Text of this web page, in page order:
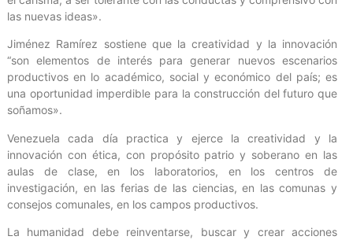
las nuevas ideas».
Jiménez Ramírez sostiene que la creatividad y la innovación
“son elementos de interés para generar nuevos escenarios
productivos en lo académico, social y económico del país; es
una oportunidad imperdible para la construcción del futuro que
soñamos».
Venezuela cada día practica y ejerce la creatividad y la
innovación con ética, con propósito patrio y soberano en las
aulas de clase, en los laboratorios, en los centros de
investigación, en las ferias de las ciencias, en las comunas y
consejos comunales, en los campos productivos.
La humanidad debe reinventarse, buscar y crear acciones